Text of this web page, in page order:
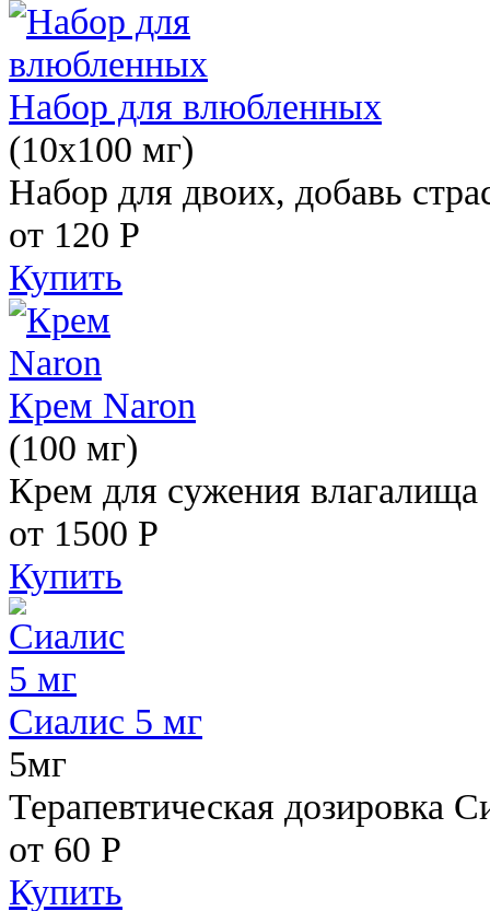
Набор для влюбленных
(10х100 мг)
Набор для двоих, добавь
от 120 Р
Купить
Крем Naron
(100 мг)
Крем для сужения влагалища
от 1500 Р
Купить
Сиалис 5 мг
5мг
Терапевтическая дозировка
от 60 Р
Купить